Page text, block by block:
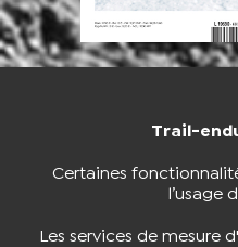
Trail-
Certaines
l’usage
Les services de mesure
NOUS